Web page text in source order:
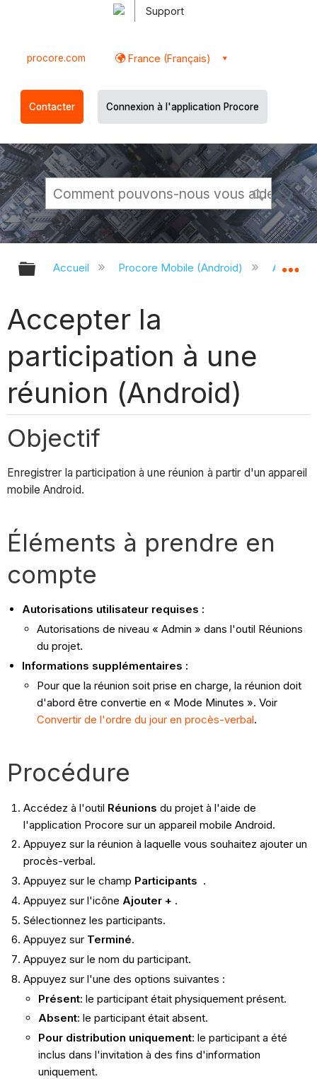
Support
procore.com France (Français)
Contacter Connexion à l'application Procore
Développer/réduire la hiérarchie
Accueil Procore Mobile (Android)
Accepter la
participation à une
réunion (Android)
Objectif
Enregistrer la participation à une réunion à partir d'un appareil
mobile Android.
Éléments à prendre en
compte
Autorisations utilisateur requises :
Autorisations de niveau « Admin » dans l'outil Réunions
du projet.
Informations supplémentaires :
Pour que la réunion soit prise en charge, la réunion doit
d'abord être convertie en « Mode Minutes ». Voir
Convertir de l'ordre du jour en procès-verbal.
Procédure
Accédez à l'outil Réunions du projet à l'aide de
l'application Procore sur un appareil mobile Android.
Appuyez sur la réunion à laquelle vous souhaitez ajouter un
procès-verbal.
Appuyez sur le champ Participants .
Appuyez sur l'icône Ajouter + .
Sélectionnez les participants.
Appuyez sur Terminé.
Appuyez sur le nom du participant.
Appuyez sur l'une des options suivantes :
Présent: le participant était physiquement présent.
Absent: le participant était absent.
Pour distribution uniquement: le participant a été
inclus dans l'invitation à des fins d'information
uniquement.